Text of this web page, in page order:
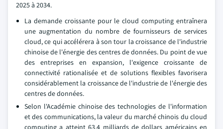
2025 à 2034.
La demande croissante pour le cloud computing entraînera
une augmentation du nombre de fournisseurs de services
cloud, ce qui accélérera à son tour la croissance de l'industrie
chinoise de l'énergie des centres de données. Du point de vue
des entreprises en expansion, l'exigence croissante de
connectivité rationalisée et de solutions flexibles favorisera
considérablement la croissance de l'industrie de l'énergie des
centres de données.
Selon l'Académie chinoise des technologies de l'information
et des communications, la valeur du marché chinois du cloud
computing a atteint 63,4 milliards de dollars américains en